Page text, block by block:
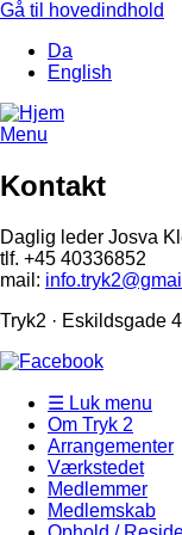
Gå til hovedindhold
Da
English
Menu
Kontakt
Daglig leder Josva
tlf. +45 40336852
mail:
Tryk2 · Eskildsgade
☰ Luk menu
Om Tryk 2
Arrangementer
Værkstedet
Medlemmer
Medlemskab